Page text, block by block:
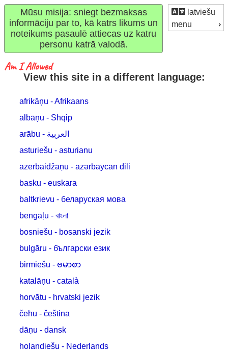
latviešu
menu
Mūsu misija: sniegt bezmaksas
informāciju par to, kā katrs likums un
noteikums pasaulē attiecas uz katru
personu katrā valodā.
View this site in a different language:
afrikāņu - Afrikaans
albāņu - Shqip
arābu - العربية
asturiešu - asturianu
azerbaidžāņu - azərbaycan dili
basku - euskara
baltkrievu - беларуская мова
bengāļu - বাংলা
bosniešu - bosanski jezik
bulgāru - български език
birmiešu - ဗမာစာ
katalāņu - català
horvātu - hrvatski jezik
čehu - čeština
dāņu - dansk
holandiešu - Nederlands